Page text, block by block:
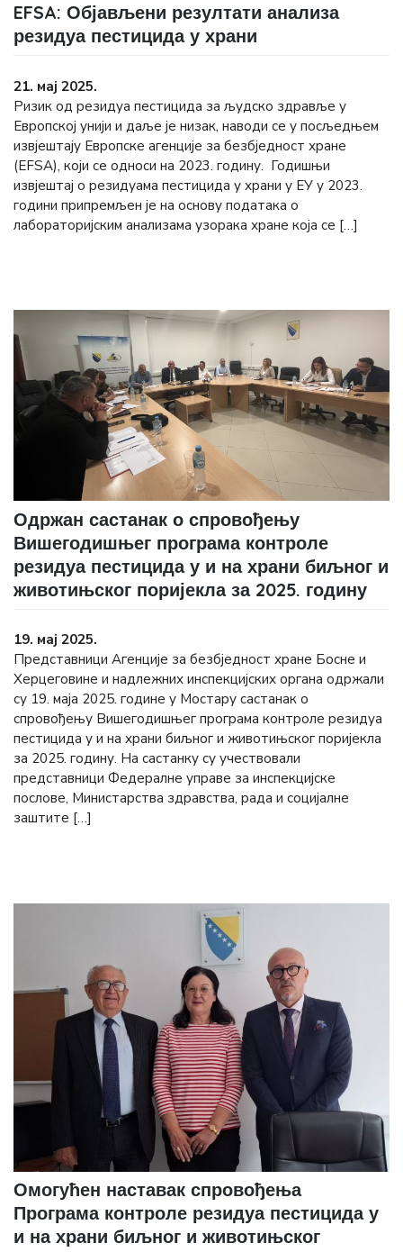
EFSA: Објављени резултати анализа
резидуа пестицида у храни
21. мај 2025.
Ризик од резидуа пестицида за људско здравље у
Европској унији и даље је низак, наводи се у посљедњем
извјештају Европске агенције за безбједност хране
(ЕFSА), који се односи на 2023. годину. Годишњи
извјештај о резидуама пестицида у храни у ЕУ у 2023.
години припремљен је на основу података о
лабораторијским анализама узорака хране која се […]
Одржан састанак о спровођењу
Вишегодишњег програма контроле
резидуа пестицида у и на храни биљног и
животињског поријекла за 2025. годину
19. мај 2025.
Представници Агенције за безбједност хране Босне и
Херцеговине и надлежних инспекцијских органа одржали
су 19. маја 2025. године у Мостару састанак о
спровођењу Вишегодишњег програма контроле резидуа
пестицида у и на храни биљног и животињског поријекла
за 2025. годину. На састанку су учествовали
представници Федералне управе за инспекцијске
послове, Министарства здравства, рада и социјалне
заштите […]
Омогућен наставак спровођења
Програма контроле резидуа пестицида у
и на храни биљног и животињског